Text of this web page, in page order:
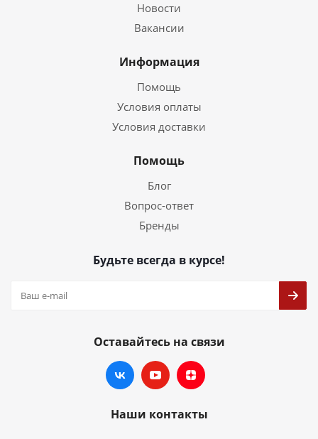
Новости
Вакансии
Информация
Помощь
Условия оплаты
Условия доставки
Помощь
Блог
Вопрос-ответ
Бренды
Будьте всегда в курсе!
Оставайтесь на связи
Наши контакты